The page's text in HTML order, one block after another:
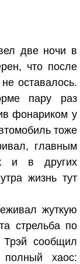
две ночи в
что после
оставалось.
пару раз
фонариком у
тоже
главным
и в других
жизнь тут
жуткую
стрельба по
Трэй сообщил
полный хаос: